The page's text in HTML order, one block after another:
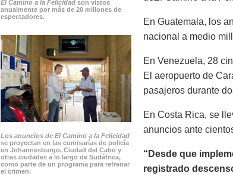
El Camino a la Felicidad son vistos
anualmente por más de 20 millones de
espectadores.
Los anuncios de El Camino a la Felicidad
se proyectan en las comisarías de policía
en Johannesburgo, Ciudad del Cabo y
otras ciudades a lo largo de Sudáfrica,
como parte de un programa para refrenar
el crimen.
En Guatemala, los
nacional a medio
En Venezuela, 28
El aeropuerto de
pasajeros durante
En Costa Rica, se
anuncios ante
“Desde que
registrado